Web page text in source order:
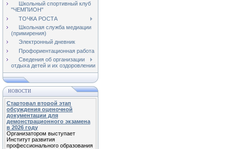
Школьный спортивный клуб
"ЧЕМПИОН"
ТОЧКА РОСТА
Школьная служба медиации
(примирения)
Электронный дневник
Профориентационная работа
Сведения об организации
отдыха детей и их оздоровлении
НОВОСТИ
Стартовал второй этап
обсуждения оценочной
документации для
демонстрационного экзамена
в 2026 году
Организатором выступает
Институт развития
профессионального образования